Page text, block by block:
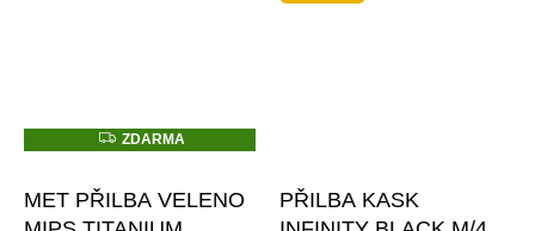
Z
D
M
A
ZDARMA
MET PŘILBA VELENO
PŘILBA KASK